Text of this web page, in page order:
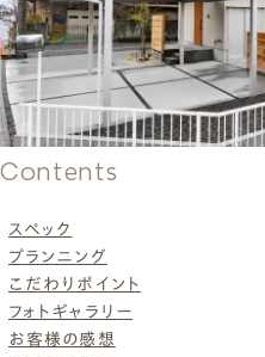
Contents
スペック
プランニング
こだわりポイント
フォトギャラリー
お客様の感想